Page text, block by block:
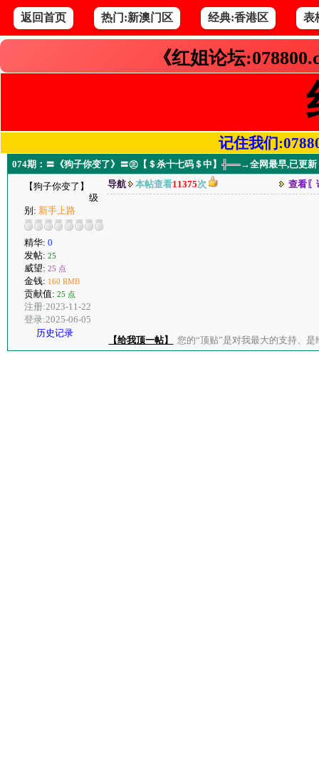
返回首页 热门:新澳门区 经典:香港区 表
《红姐论坛
记住我们
074期：〓《狗子你变了》〓㊣【＄杀十七码＄中】╬══→全网最早,已更新
【狗子你变了】
级
别: 新手上路
精华: 0
发帖: 25
威望: 25 点
金钱: 160 RMB
贡献值: 25 点
注册:2023-11-22
登录:2025-06-05
历史记录
导航 本帖查看11375次 查看〖
【给我顶一帖】 您的“顶贴”是对我最大的支持、